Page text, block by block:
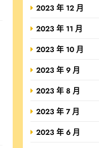
2023 年 12 月
2023 年 11 月
2023 年 10 月
2023 年 9 月
2023 年 8 月
2023 年 7 月
2023 年 6 月